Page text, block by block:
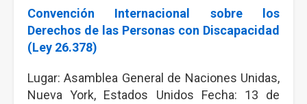
Convención Internacional sobre los
Derechos de las Personas con Discapacidad
(Ley 26.378)
Lugar: Asamblea General de Naciones Unidas,
Nueva York, Estados Unidos Fecha: 13 de